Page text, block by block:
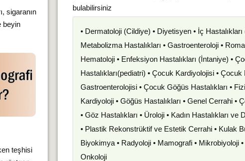
bulabilirsiniz
• Dermatoloji (Cildiye) • Diyetisyen • İç
Metabolizma Hastalıkları • Gastroenteroloji •
Hematoloji • Enfeksiyon Hastalıkları (İntaniye) •
Hastalıkları(pediatri) • Çocuk Kardiyolojisi •
Gastroenterolojisi • Çocuk Göğüs Hastalıkları •
Kardiyoloji • Göğüs Hastalıkları • Genel Cerrahi •
• Göz Hastalıkları • Üroloji • Kadın Hastalıkları
• Plastik Rekonstrüktif ve Estetik Cerrahi • Kulak
Biyokimya • Radyoloji • Mamografi • Mikrobiyoloji
Onkoloji
sigaranın
beyin
teşhisi